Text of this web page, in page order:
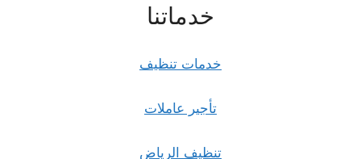
خدماتنا
خدمات تنظيف
تأجير عاملات
تنظيف الرياض